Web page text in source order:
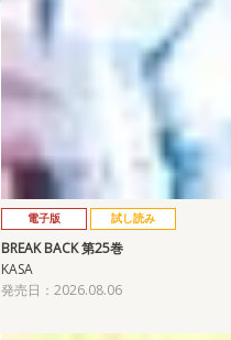
電子版 試し読み
BREAK BACK 第25巻
KASA
発売日：2026.08.06